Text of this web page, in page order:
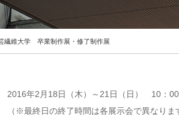
繊維大学 卒業制作展・修了制作展
2016年2月18日（木）～21日（日） 10：
（※最終日の終了時間は各展示会で異なりま